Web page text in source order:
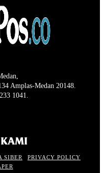
Amplas-Medan 20148.
1041.
SIBER
PRIVACY POLICY